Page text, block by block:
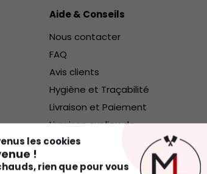
Aide & Conseils
Nous contacter
FAQ
Avis clients
Hygiène et Traçabilité
Livraison et Paiement
Livraison sur lieu de
vacances
les cookies
!
rien que pour vous